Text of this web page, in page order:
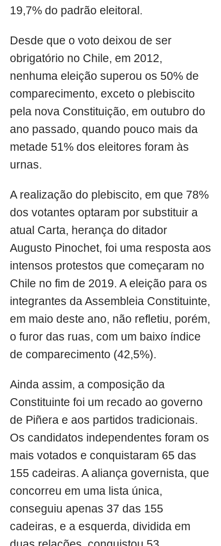
19,7% do padrão eleitoral.
Desde que o voto deixou de ser
obrigatório no Chile, em 2012,
nenhuma eleição superou os 50% de
comparecimento, exceto o plebiscito
pela nova Constituição, em outubro do
ano passado, quando pouco mais da
metade 51% dos eleitores foram às
urnas.
A realização do plebiscito, em que 78%
dos votantes optaram por substituir a
atual Carta, herança do ditador
Augusto Pinochet, foi uma resposta aos
intensos protestos que começaram no
Chile no fim de 2019. A eleição para os
integrantes da Assembleia Constituinte,
em maio deste ano, não refletiu, porém,
o furor das ruas, com um baixo índice
de comparecimento (42,5%).
Ainda assim, a composição da
Constituinte foi um recado ao governo
de Piñera e aos partidos tradicionais.
Os candidatos independentes foram os
mais votados e conquistaram 65 das
155 cadeiras. A aliança governista, que
concorreu em uma lista única,
conseguiu apenas 37 das 155
cadeiras, e a esquerda, dividida em